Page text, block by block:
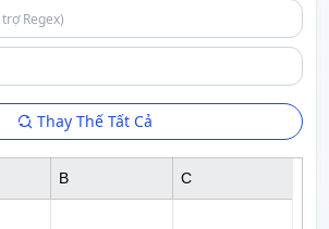
Thay Thế Tất Cả
B C